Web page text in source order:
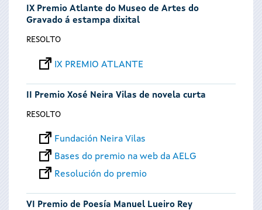
IX Premio Atlante do Museo de Artes do
Gravado á estampa dixital
RESOLTO
IX PREMIO ATLANTE
II Premio Xosé Neira Vilas de novela curta
RESOLTO
Fundación Neira Vilas
Bases do premio na web da AELG
Resolución do premio
VI Premio de Poesía Manuel Lueiro Rey